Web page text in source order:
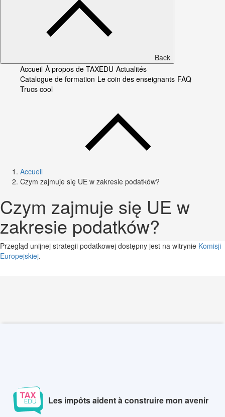
Back
Accueil À propos de TAXEDU Actualités
Catalogue de formation Le coin des enseignants FAQ
Trucs cool
Accueil
Czym zajmuje się UE w zakresie podatków?
Czym zajmuje się UE w
zakresie podatków?
Przegląd unijnej strategii podatkowej dostępny jest na witrynie Komisji
Europejskiej.
Les impôts aident à construire mon avenir